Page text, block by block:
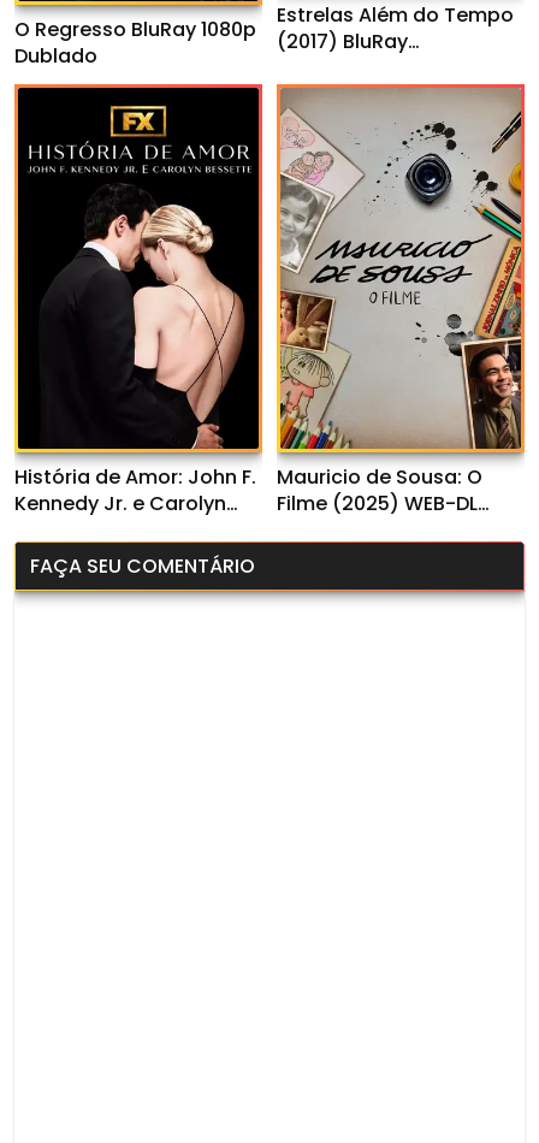
O Regresso BluRay 1080p
Dublado
Estrelas Além do Tempo
(2017) BluRay
História de Amor: John F.
Kennedy Jr. e Carolyn
(2026) WEB-DL 1080p
Dual Áudio
Mauricio de Sousa: O
Filme (2025) WEB-DL
FAÇA SEU COMENTÁRIO